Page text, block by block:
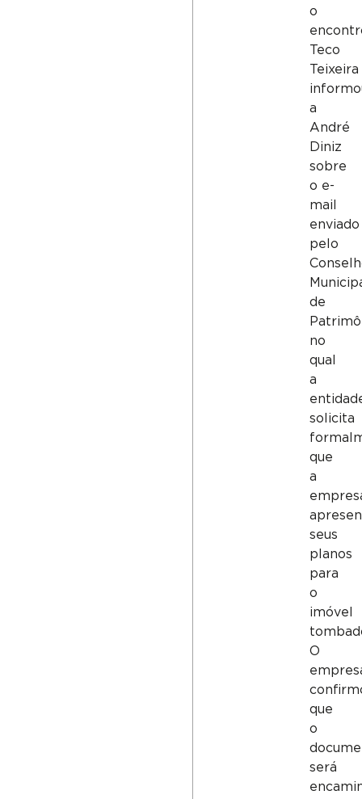
o
Teco
Teixeira
a
André
Diniz
sobre
o e-
mail
enviado
pelo
de
no
qual
a
solicita
que
a
seus
planos
para
o
imóvel
O
que
o
será